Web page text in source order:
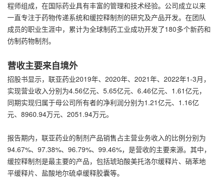
程师组成，在国际药业具有丰富的管理和技术经验。公司成立以来
一直专注于药物传递系统和缓控释制剂的研究及产品开发。在团队
成员的职业生涯中，累计为全球制药工业成功开发了180多个新药和
仿制药物制剂。
营收主要来自境外
招股书显示，联亚药业2019年、2020年、2021年、2022年1-3月，
实现营业收入分别为4.56亿元、5.65亿元、6.46亿元、1.61亿元，
同期实现归属于母公司所有者的净利润分别为1.21亿元、1.16亿
元、8960.94万元、2051.94万元。
报告期内，联亚药业的制剂产品销售占主营业务收入的比例分别为
94.67%、97.38%、96.79%、99.46%，是营收的主要来源。其中，
缓控释制剂是最主要的产品，包括琥珀酸美托洛尔缓释片、硝苯地
平缓释片、盐酸地尔硫卓缓释胶囊等。